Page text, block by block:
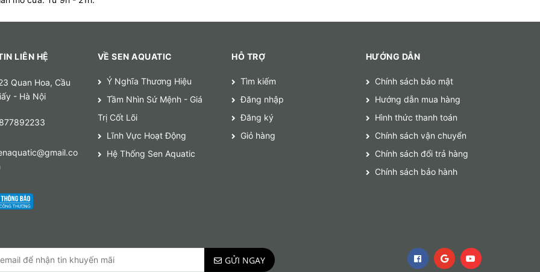
LIÊN HỆ
Quan Hoa, Cầu
- Hà Nội
VỀ SEN AQUATIC
Ý Nghĩa Thương Hiệu
Tầm Nhìn Sứ Mệnh - Giá
Trị Cốt Lõi
Lĩnh Vực Hoạt Động
Hệ Thống Sen Aquatic
HỖ TRỢ
Tìm kiếm
Đăng nhập
Đăng ký
Giỏ hàng
HƯỚNG DẪN
Chính sách bảo mật
Hướng dẫn mua hàng
Hình thức thanh toán
Chính sách vận chuyển
Chính sách đổi trả hàng
Chính sách bảo hành
GỬI NGAY